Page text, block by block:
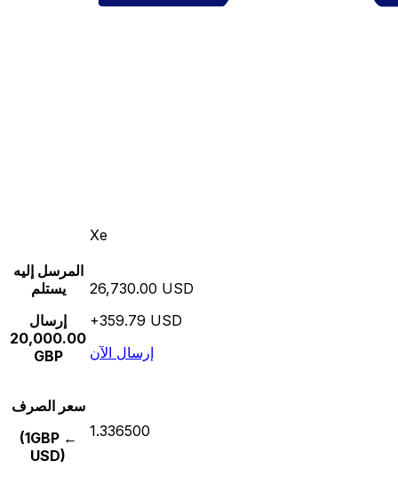
Xe
المرسل إليه
يستلم
إرسال
20,000.00
GBP
26,730.00 USD
+359.79 USD
إرسال الآن
سعر الصرف
(1GBP ←
USD)
1.336500